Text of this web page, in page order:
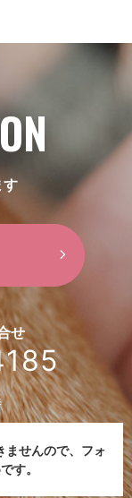
す
せ
せんので、 フォ
す。